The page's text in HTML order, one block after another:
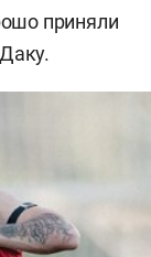
приняли